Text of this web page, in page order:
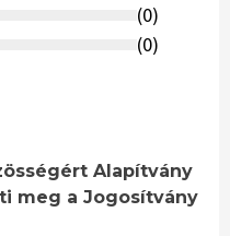
(0)
(0)
Alapítvány
meg a Jogosítvány